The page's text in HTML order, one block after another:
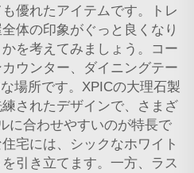
優れたアイテムです。トレ
体の印象がぐっと良くなり
を考えてみましょう。コー
ウンター、ダイニングテー
場所です。XPICの大理石製
されたデザインで、さまざ
に合わせやすいのが特長で
宅には、シックなホワイト
引き立てます。一方、ラス